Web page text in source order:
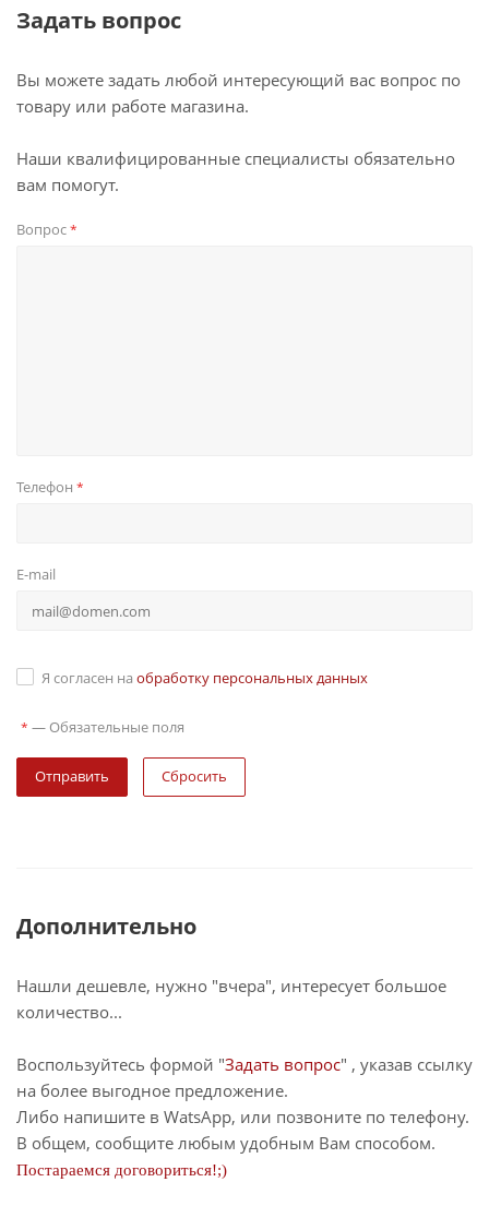
Задать вопрос
Вы можете задать любой интересующий вас вопрос по
товару или работе магазина.
Наши квалифицированные специалисты обязательно
вам помогут.
Вопрос*
Телефон *
E-mail
Я согласен на обработку персональных данных
* — Обязательные поля
Сбросить
Дополнительно
Нашли дешевле, нужно "вчера", интересует большое
количество...
Воспользуйтесь формой "Задать вопрос" , указав ссылку
на более выгодное предложение.
Либо напишите в WatsApp, или позвоните по телефону.
В общем, сообщите любым удобным Вам способом.
Постараемся договориться!;)